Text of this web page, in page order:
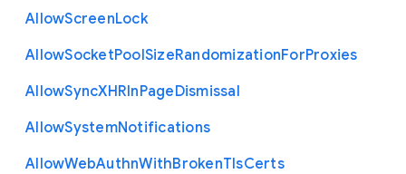
AllowScreenLock
AllowSocketPoolSizeRandomizationForProxies
AllowSyncXHRInPageDismissal
AllowSystemNotifications
AllowWebAuthnWithBrokenTlsCerts